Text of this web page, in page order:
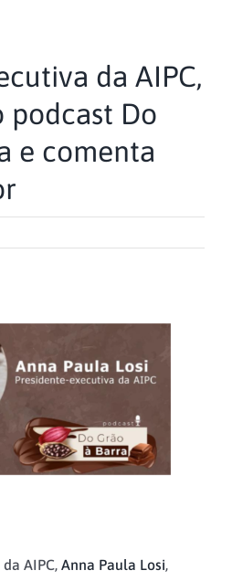
da AIPC,
podcast Do
e comenta
AIPC, Anna Paula Losi,